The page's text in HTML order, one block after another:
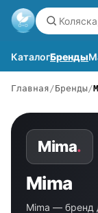
КаталогБренды
Главная Бренды
Mima.
Mima
Mima — бренд